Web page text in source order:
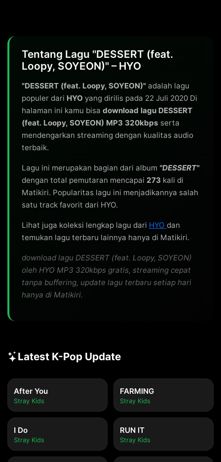
Tentang Lagu "DESSERT (feat.
Loopy, SOYEON)" – HYO
"DESSERT (feat. Loopy, SOYEON)" adalah lagu
populer dari HYO yang dirilis pada 22 Juli 2020 Di
halaman ini kamu bisa download lagu DESSERT
(feat. Loopy, SOYEON) MP3 320kbps serta
mendengarkan streaming dengan kualitas audio
terbaik.
Lagu ini merupakan bagian dari album "DESSERT"
dengan total pemutaran mencapai 273 kali di
Matikiri. Popularitas lagu ini menjadikannya salah
satu track favorit dari HYO.
Lihat juga koleksi lengkap lagu dari HYO dan
temukan lagu terbaru lainnya hanya di Matikiri.
download lagu DESSERT (feat. Loopy, SOYEON)
oleh HYO MP3 320kbps gratis, streaming cepat
tanpa buffering, update lagu terbaru setiap hari
hanya di Matikiri.
Latest K-Pop Update
After You
Stray Kids
FARMING
Stray Kids
I Do
Stray Kids
RUN IT
Stray Kids